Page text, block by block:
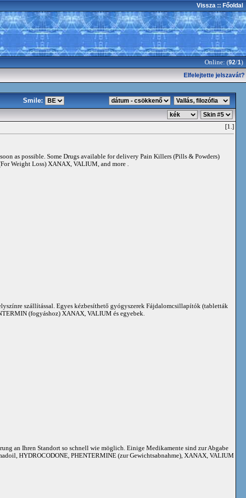
Vissza :: Főoldal
Online: (92/1)
Elfelejtette jelszavát?
Smile:
[1.]
as possible. Some Drugs available for delivery Pain Killers (Pills & Powders)
Weight Loss) XANAX, VALIUM, and more .
szállítással. Egyes kézbesíthető gyógyszerek Fájdalomcsillapítók (tabletták
(fogyáshoz) XANAX, VALIUM és egyebek.
an Ihren Standort so schnell wie möglich. Einige Medikamente sind zur Abgabe
HYDROCODONE, PHENTERMINE (zur Gewichtsabnahme), XANAX, VALIUM